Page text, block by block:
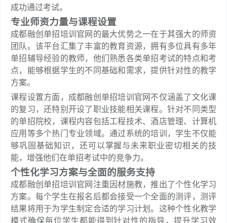
成功通过考试。
专业师资力量与课程设置
成都融创单招培训官网的最大优势之一在于其强大的师资
团队。该平台汇集了丰富的教育资源，拥有多位具有多年
单招辅导经验的教师，他们熟悉各类单招考试的特点和考
点，能够根据学生的不同基础和需求，提供针对性的教学
方案。
课程设置方面，成都融创单招培训官网不仅涵盖了文化课
的复习，还特别开设了职业技能相关课程。针对不同类型
的单招院校，课程内容包括工程技术、酒店管理、计算机
应用等多个热门专业领域。通过系统的培训，学生不仅能
够巩固基础知识，还可以掌握与未来职业密切相关的技
能，增强他们在单招考试中的竞争力。
个性化学习方案与全面的服务支持
成都融创单招培训官网注重因材施教，推出了个性化学习
方案。每个学生在报名后都会接受一个全面的测评，测评
结果将用于为学生制定合适的学习计划。这种个性化教学
模式确保每位学生都能得到针对性的指导，提升学习效